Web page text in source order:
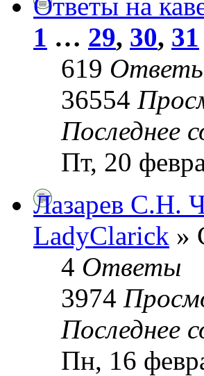
1 … 29, 30, 31
619
36554
Последнее
Пт, 20
Лазарев С.Н.
LadyClarick »
4 Ответы
3974
Последнее
Пн, 16